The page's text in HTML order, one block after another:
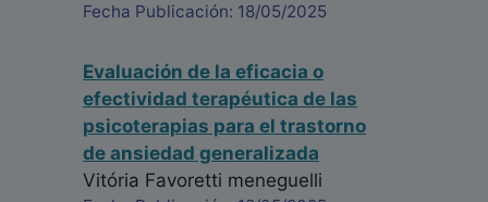
Fecha Publicación: 18/05/2025
Evaluación de la eficacia o
efectividad terapéutica de las
psicoterapias para el trastorno
de ansiedad generalizada
Vitória Favoretti meneguelli